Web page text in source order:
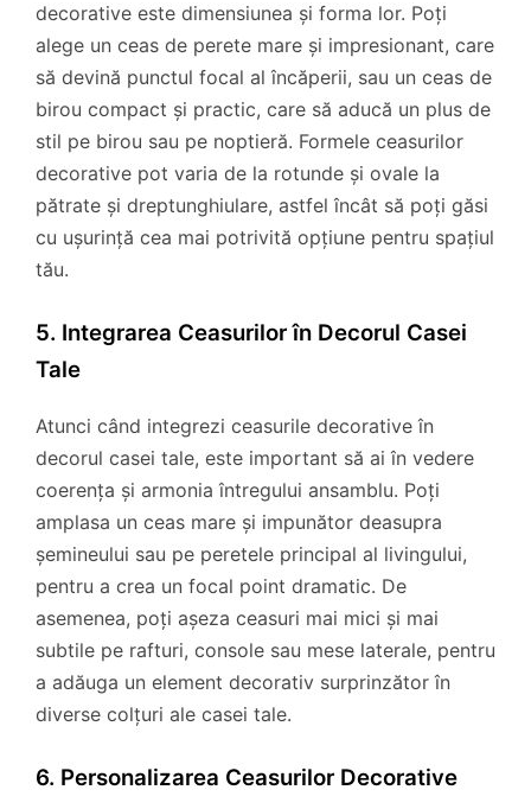
decorative este dimensiunea și forma lor. Poți
alege un ceas de perete mare și impresionant, care
să devină punctul focal al încăperii, sau un ceas de
birou compact și practic, care să aducă un plus de
stil pe birou sau pe noptieră. Formele ceasurilor
decorative pot varia de la rotunde și ovale la
pătrate și dreptunghiulare, astfel încât să poți găsi
cu ușurință cea mai potrivită opțiune pentru spațiul
tău.
5. Integrarea Ceasurilor în Decorul Casei
Tale
Atunci când integrezi ceasurile decorative în
decorul casei tale, este important să ai în vedere
coerența și armonia întregului ansamblu. Poți
amplasa un ceas mare și impunător deasupra
șemineului sau pe peretele principal al livingului,
pentru a crea un focal point dramatic. De
asemenea, poți așeza ceasuri mai mici și mai
subtile pe rafturi, console sau mese laterale, pentru
a adăuga un element decorativ surprinzător în
diverse colțuri ale casei tale.
6. Personalizarea Ceasurilor Decorative